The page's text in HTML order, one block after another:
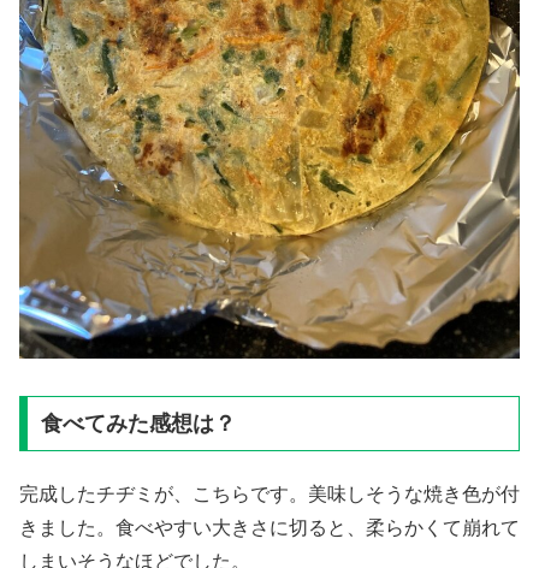
食べてみた感想は？
完成したチヂミが、こちらです。美味しそうな焼き色が付
きました。食べやすい大きさに切ると、柔らかくて崩れて
しまいそうなほどでした。